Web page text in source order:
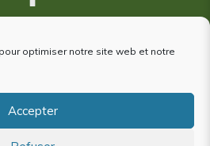
optimiser notre site web et notre
Accepter
VENUS À ARGENTAN,